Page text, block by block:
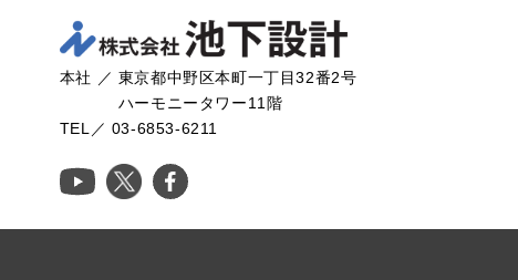
本社 ／ 東京都中野区本町一丁目32番2号
ハーモニータワー11階
TEL／ 03-6853-6211